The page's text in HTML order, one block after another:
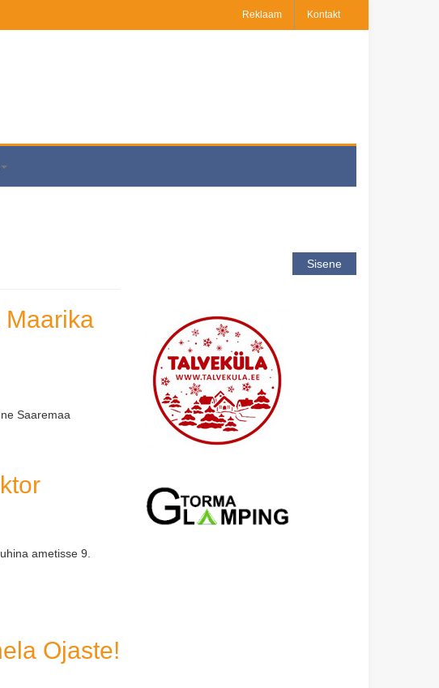
Reklaam Kontakt
Saaremaa
ametisse 9.
Ojaste!
Sisene